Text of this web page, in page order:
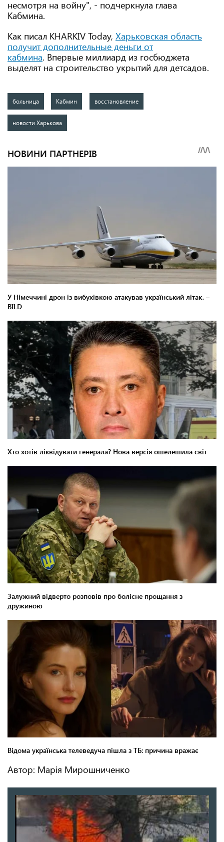
несмотря на войну", - подчеркнула глава
Кабмина.
Как писал KHARKIV Today, Харьковская область
получит дополнительные деньги от
кабмина. Впервые миллиард из госбюджета
выделят на строительство укрытий для детсадов.
больница Кабмин восстановление
новости Харькова
Автор: Марія Мирошниченко